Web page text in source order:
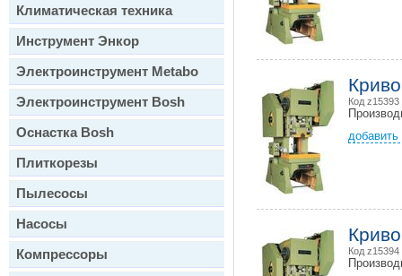
Климатическая техника
Инструмент Энкор
Электроинструмент Metabo
Электроинструмент Bosh
Оснастка Bosh
Плиткорезы
Пылесосы
Насосы
Компрессоры
Код z15393
добавить
Код z15394